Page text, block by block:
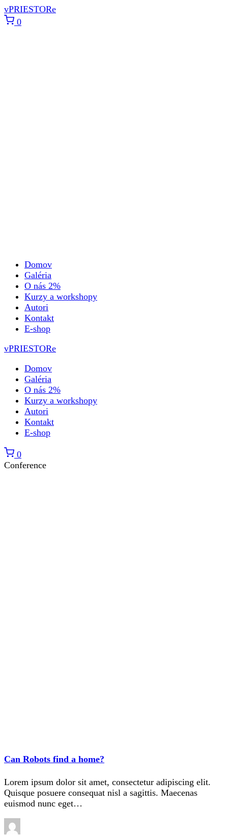
vPRIESTORe
0
Domov
Galéria
O nás 2%
Kurzy a workshopy
Autori
Kontakt
E-shop
vPRIESTORe
Domov
Galéria
O nás 2%
Kurzy a workshopy
Autori
Kontakt
E-shop
0
Conference
Can Robots find a home?
Lorem ipsum dolor sit amet, consectetur adipiscing elit.
Quisque posuere consequat nisl a sagittis. Maecenas
euismod nunc eget…